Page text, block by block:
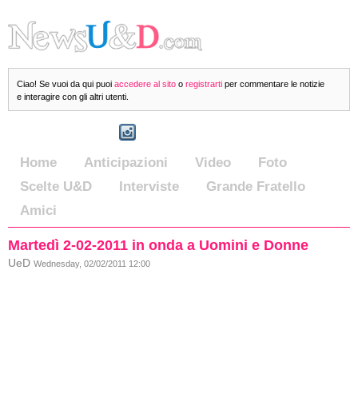
Ciao! Se vuoi da qui puoi accedere al sito o registrarti per commentare le notizie
e interagire con gli altri utenti.
Home Anticipazioni Video
Foto
Scelte U&D
Interviste
Grande Fratello
Amici
Martedì 2-02-2011 in onda a Uomini e Donne
UeD Wednesday, 02/02/2011 12:00